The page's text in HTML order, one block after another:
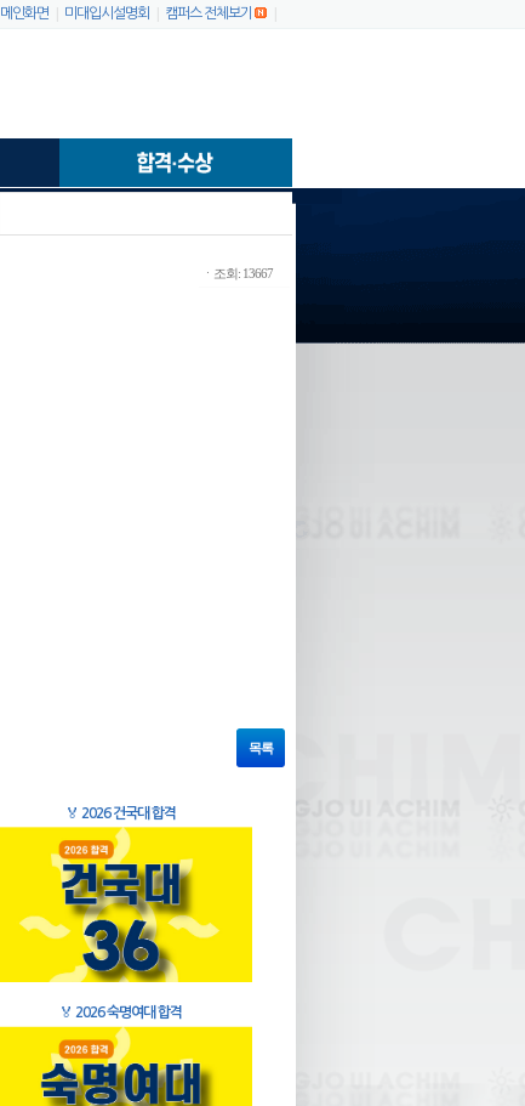
메인화면 미대입시설명회 캠퍼스 전체보기
ㆍ조회: 13667
목록
🏅 2026 건국대 합격
🏅 2026 숙명여대 합격